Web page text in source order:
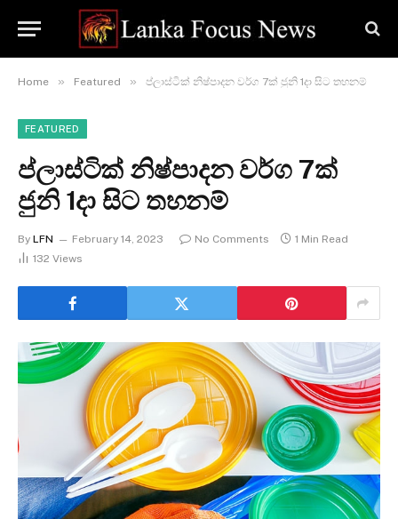
Home » Featured » ප්ලාස්ටික් නිෂ්පාදන වර්ග 7ක් ජුනි 1දා සිට තහනම්
FEATURED
ප්ලාස්ටික් නිෂ්පාදන වර්ග 7ක්
ජුනි 1දා සිට තහනම්
By LFN February 14, 2023 No Comments
1 Min Read
132 Views